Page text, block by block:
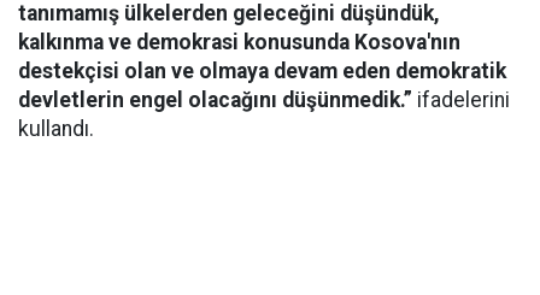
tanımamış ülkelerden geleceğini düşündük,
kalkınma ve demokrasi konusunda Kosova'nın
destekçisi olan ve olmaya devam eden demokratik
devletlerin engel olacağını düşünmedik.” ifadelerini
kullandı.